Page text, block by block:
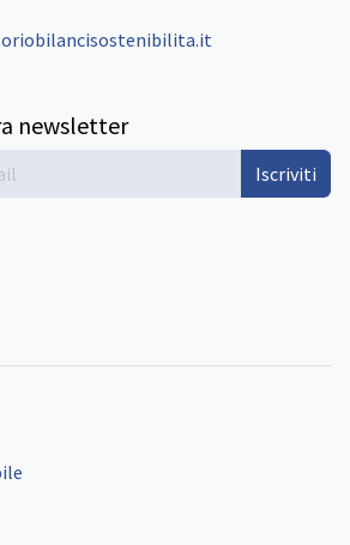
newsletter
Iscriviti